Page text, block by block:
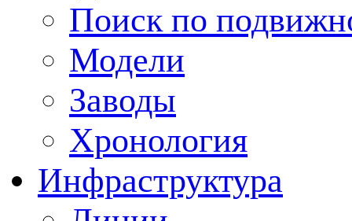
Поиск по
Модели
Заводы
Хронология
Инфраструктура